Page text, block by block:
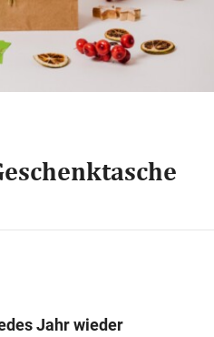
09:00
09:00
Jahr wieder